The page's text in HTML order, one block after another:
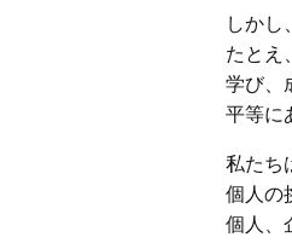
しかし
たとえ
学び、
平等に
私たち
個人の
個人、